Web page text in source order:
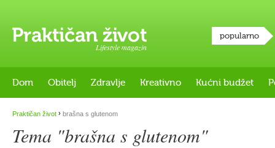
Lifestyle magazin
popularno
Dom Obitelj Zdravlje Kreativno Kućni budžet
Praktičan život › brašna s glutenom
Tema "brašna s glutenom"